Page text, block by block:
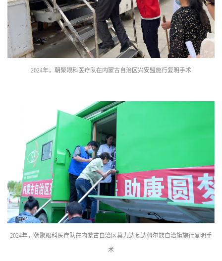
2024年，朝聚眼科医疗队在内蒙古自治区兴安盟施行复明手术
2024年，朝聚眼科医疗队在内蒙古自治区莫力达瓦达斡尔族自治旗施行复明手
术